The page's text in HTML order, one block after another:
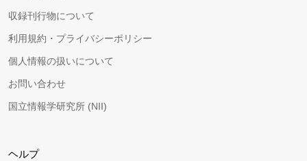
収録刊行物について
利用規約・プライバシーポリシー
個人情報の扱いについて
お問い合わせ
国立情報学研究所 (NII)
ヘルプ